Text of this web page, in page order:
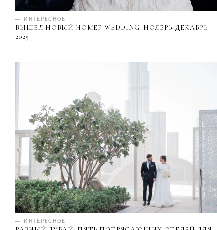
— ИНТЕРЕСНОЕ
ВЫШЕЛ НОВЫЙ НОМЕР WEDDING: НОЯБРЬ-ДЕКАБРЬ
2025
— ИНТЕРЕСНОЕ